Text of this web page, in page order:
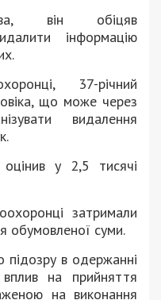
він обіцяв
інформацію
37-річний
що може через
видалення
у 2,5 тисячі
затримали
обумовленої суми.
в одержанні
на прийняття
на виконання